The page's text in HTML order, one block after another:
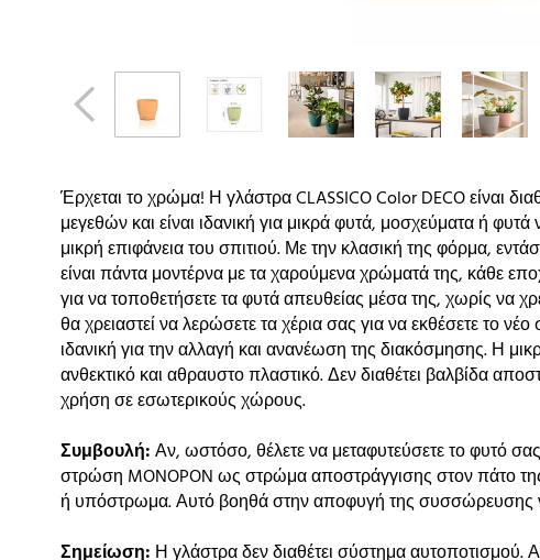
Έρχεται το χρώμα! Η γλάστρα CLASSICO Color DECO είναι
μεγεθών και είναι ιδανική για μικρά φυτά, μοσχεύματα ή φυτά
μικρή επιφάνεια του σπιτιού. Με την κλασική της φόρμα,
είναι πάντα μοντέρνα με τα χαρούμενα χρώματά της, κάθε
για να τοποθετήσετε τα φυτά απευθείας μέσα της, χωρίς να
θα χρειαστεί να λερώσετε τα χέρια σας για να εκθέσετε το
ιδανική για την αλλαγή και ανανέωση της διακόσμησης. Η
ανθεκτικό και αθραυστο πλαστικό. Δεν διαθέτει βαλβίδα
χρήση σε εσωτερικούς χώρους.
Συμβουλή:Αν, ωστόσο, θέλετε να μεταφυτεύσετε το φυτό
στρώση MONOPON ως στρώμα αποστράγγισης στον πάτο
ή υπόστρωμα. Αυτό βοηθά στην αποφυγή της συσσώρευσης
Σημείωση: Η γλάστρα δεν διαθέτει σύστημα αυτοποτισμού.